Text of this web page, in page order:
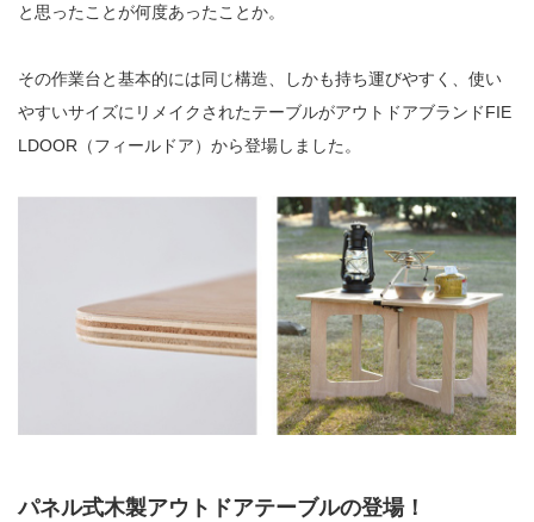
と思ったことが何度あったことか。
その作業台と基本的には同じ構造、しかも持ち運びやすく、使い
やすいサイズにリメイクされたテーブルがアウトドアブランドFIE
LDOOR （フィールドア）から登場しました。
パネル式木製アウトドアテーブルの登場！